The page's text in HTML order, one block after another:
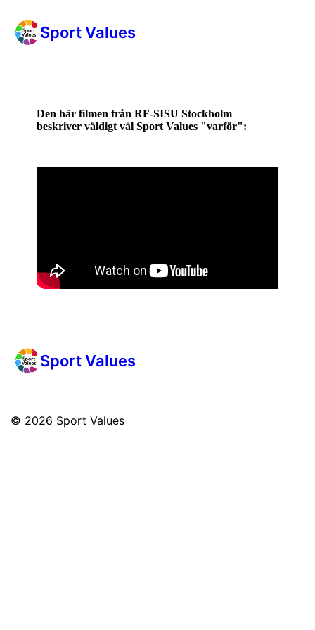
Sport Values
Den här filmen från RF-SISU Stockholm
beskriver väldigt väl Sport Values "varför":
Sport Values
© 2026 Sport Values